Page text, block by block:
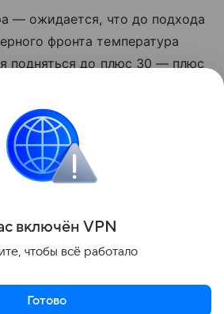
— ожидается, что до подхода
фронта температура
подняться до плюс 30 — плюс
большой долей вероятности
возможность улучшить
Поделиться
включён VPN
чтобы всё работало
Готово